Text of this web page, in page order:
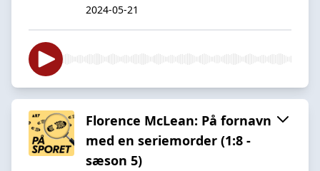
2024-05-21
Florence McLean: På fornavn
med en seriemorder (1:8 -
sæson 5)